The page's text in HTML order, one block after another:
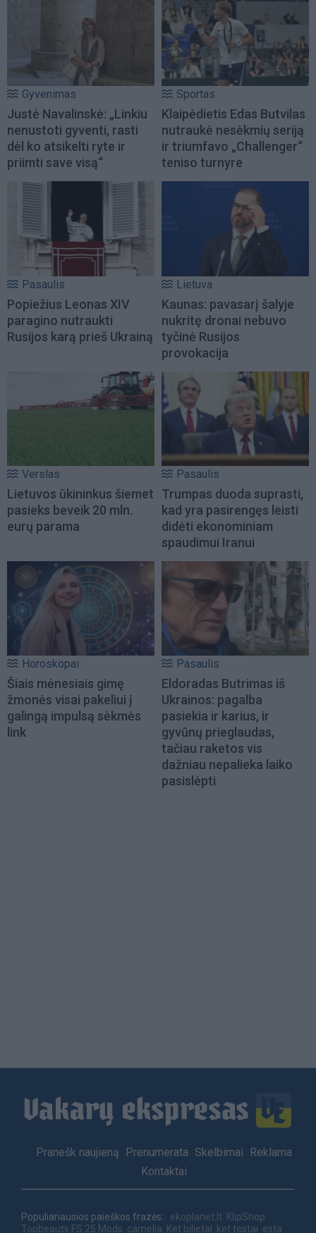
Gyvenimas
Justė Navalinskė: „Linkiu
nenustoti gyventi, rasti
dėl ko atsikelti ryte ir
priimti save visą“
Sportas
Klaipėdietis Edas Butvilas
nutraukė nesėkmių seriją
ir triumfavo „Challenger“
teniso turnyre
Pasaulis
Popiežius Leonas XIV
paragino nutraukti
Rusijos karą prieš Ukrainą
Lietuva
Kaunas: pavasarį šalyje
nukritę dronai nebuvo
tyčinė Rusijos
provokacija
Verslas
Lietuvos ūkininkus šiemet
pasieks beveik 20 mln.
eurų parama
Pasaulis
Trumpas duoda suprasti,
kad yra pasirengęs leisti
didėti ekonominiam
spaudimui Iranui
Horoskopai
Šiais mėnesiais gimę
žmonės visai pakeliui į
galingą impulsą sėkmės
link
Pasaulis
Eldoradas Butrimas iš
Ukrainos: pagalba
pasiekia ir karius, ir
gyvūnų prieglaudas,
tačiau raketos vis
dažniau nepalieka laiko
pasislėpti
Footer
Pranešk naujieną Prenumerata Skelbimai
Reklama
Kontaktai
Populiariausios paieškos frazės: ekoplanet.lt KlipShop
Topbeauty FS 25 Mods camelia Ket bilietai ket testai esta